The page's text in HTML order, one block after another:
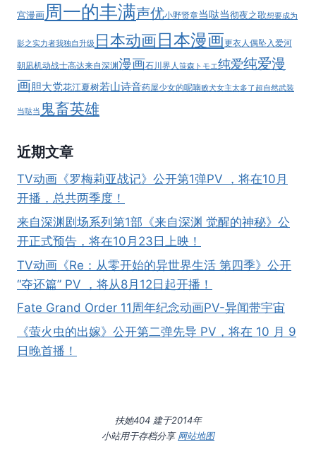
宫漫画周一的丰满声优小野贤章当哒当彻夜之歌想要成为
影之实力者我独自升级 日本动画日本漫画更衣人偶坠入爱河
朝凪机动战士高达来自深渊漫画石川界人笹森トモエ纯爱纯爱漫
画胆大党花江夏树若山诗音药屋少女的呢喃败犬女主太多了超自然武装
当哒当 鬼畜英雄
近期文章
TV动画《罗梅莉亚战记》公开第1弹PV ，将在10月
开播，总共两季度！
来自深渊剧场系列第1部《来自深渊 觉醒的神秘》公
开正式预告，将在10月23日上映！
TV动画《Re：从零开始的异世界生活 第四季》公开
“夺还篇” PV ，将从8月12日起开播！
Fate Grand Order 11周年纪念动画PV-异闻带宇宙
《萤火虫的出嫁》公开第二弹先导 PV，将在 10 月 9
日晚首播！
扶她404 建于2014年
小站用于存档分享网站地图